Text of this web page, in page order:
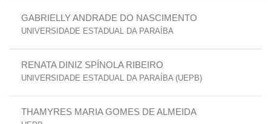
GABRIELLY ANDRADE DO NASCIMENTO
UNIVERSIDADE ESTADUAL DA PARAÍBA
RENATA DINIZ SPÍNOLA RIBEIRO
UNIVERSIDADE ESTADUAL DA PARAÍBA (UEPB)
THAMYRES MARIA GOMES DE ALMEIDA